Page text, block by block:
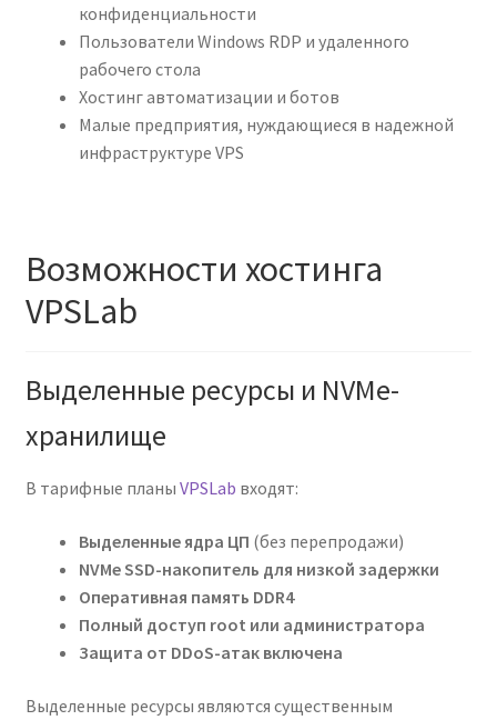
конфиденциальности
Пользователи Windows RDP и удаленного
рабочего стола
Хостинг автоматизации и ботов
Малые предприятия, нуждающиеся в надежной
инфраструктуре VPS
Возможности хостинга
VPSLab
Выделенные ресурсы и NVMe-
хранилище
В тарифные планы VPSLab входят:
Выделенные ядра ЦП (без перепродажи)
NVMe SSD-накопитель для низкой задержки
Оперативная память DDR4
Полный доступ root или администратора
Защита от DDoS-атак включена
Выделенные ресурсы являются существенным